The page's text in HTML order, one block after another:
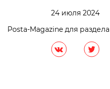
24 июля 2024
Posta-Magazine для